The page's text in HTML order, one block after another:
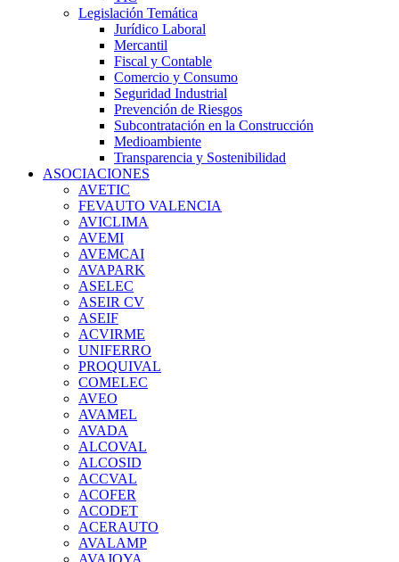
Legislación Temática
Jurídico Laboral
Mercantil
Fiscal y Contable
Comercio y Consumo
Seguridad Industrial
Prevención de Riesgos
Subcontratación en la Construcción
Medioambiente
Transparencia y Sostenibilidad
ASOCIACIONES
AVETIC
FEVAUTO VALENCIA
AVICLIMA
AVEMI
AVEMCAI
AVAPARK
ASELEC
ASEIR CV
ASEIF
ACVIRME
UNIFERRO
PROQUIVAL
COMELEC
AVEO
AVAMEL
AVADA
ALCOVAL
ALCOSID
ACCVAL
ACOFER
ACODET
ACERAUTO
AVALAMP
AVAJOYA